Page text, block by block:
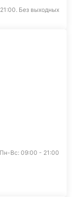
Без выходных
Пн-Вс: 09:00 - 21:00